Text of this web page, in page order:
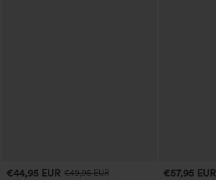
€44,95 EUR €49,95 EUR
€57,95 EUR